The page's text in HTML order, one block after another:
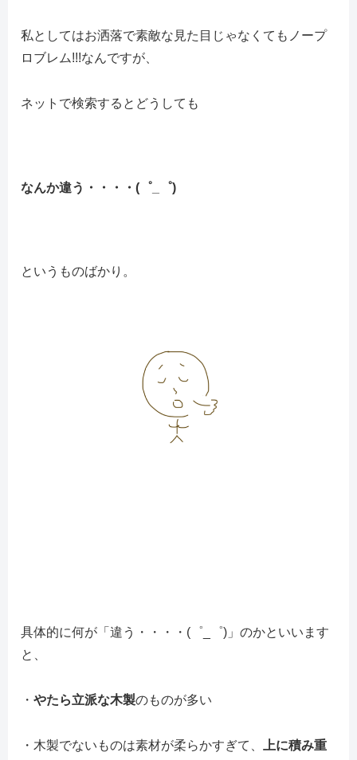
私としてはお洒落で素敵な見た目じゃなくてもノープ
ロブレム!!!なんですが、
ネットで検索するとどうしても
なんか違う・・・・(゜_゜)
というものばかり。
具体的に何が「違う・・・・(゜_゜)」のかといいます
と、
・ やたら立派な木製のものが多い
・木製でないものは素材が柔らかすぎて、
上に積み重